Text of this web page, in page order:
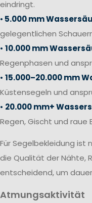
eindringt.
• 5.000 mm
gelegentlichen
• 10.000 mm
Regenphasen und
• 15.000–20.000 mm
Küstensegeln und
• 20.000 mm+
Regen, Gischt und raue
Für Segelbekleidung ist
die Qualität der Nähte,
entscheidend, um
Atmungsaktivität